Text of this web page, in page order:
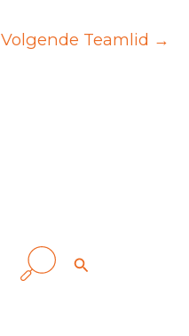
ZoekenZoeken
Volgende Teamlid →
Disclaimer